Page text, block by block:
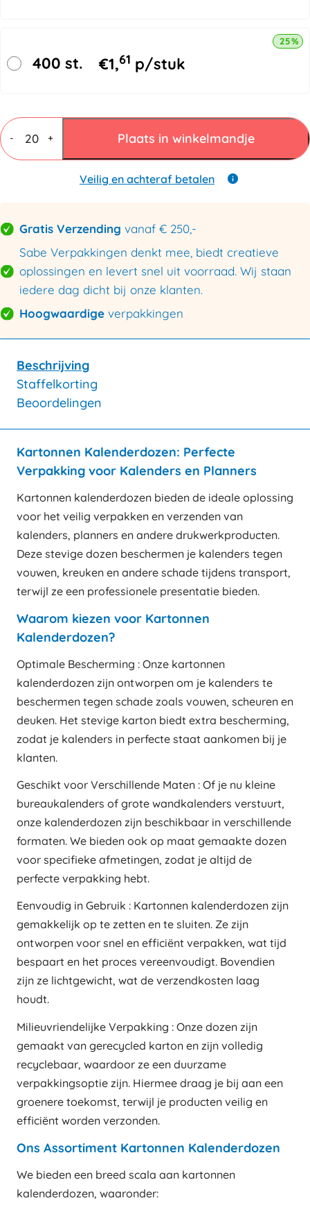
400 st. €1,61 p/stuk
25%
-
Kalenderverpakkingen
710x510x60mm
aantal
+ Plaats in winkelmandje
Veilig en achteraf betalen
Gratis Verzending vanaf € 250,-
Sabe Verpakkingen denkt mee, biedt creatieve
oplossingen en levert snel uit voorraad. Wij staan
iedere dag dicht bij onze klanten.
Hoogwaardige verpakkingen
Beschrijving
Staffelkorting
Beoordelingen
Kartonnen Kalenderdozen: Perfecte
Verpakking voor Kalenders en Planners
Kartonnen kalenderdozen bieden de ideale oplossing
voor het veilig verpakken en verzenden van
kalenders, planners en andere drukwerkproducten.
Deze stevige dozen beschermen je kalenders tegen
vouwen, kreuken en andere schade tijdens transport,
terwijl ze een professionele presentatie bieden.
Waarom kiezen voor Kartonnen
Kalenderdozen?
Optimale Bescherming : Onze kartonnen
kalenderdozen zijn ontworpen om je kalenders te
beschermen tegen schade zoals vouwen, scheuren en
deuken. Het stevige karton biedt extra bescherming,
zodat je kalenders in perfecte staat aankomen bij je
klanten.
Geschikt voor Verschillende Maten : Of je nu kleine
bureaukalenders of grote wandkalenders verstuurt,
onze kalenderdozen zijn beschikbaar in verschillende
formaten. We bieden ook op maat gemaakte dozen
voor specifieke afmetingen, zodat je altijd de
perfecte verpakking hebt.
Eenvoudig in Gebruik : Kartonnen kalenderdozen zijn
gemakkelijk op te zetten en te sluiten. Ze zijn
ontworpen voor snel en efficiënt verpakken, wat tijd
bespaart en het proces vereenvoudigt. Bovendien
zijn ze lichtgewicht, wat de verzendkosten laag
houdt.
Milieuvriendelijke Verpakking : Onze dozen zijn
gemaakt van gerecycled karton en zijn volledig
recyclebaar, waardoor ze een duurzame
verpakkingsoptie zijn. Hiermee draag je bij aan een
groenere toekomst, terwijl je producten veilig en
efficiënt worden verzonden.
Ons Assortiment Kartonnen Kalenderdozen
We bieden een breed scala aan kartonnen
kalenderdozen, waaronder: